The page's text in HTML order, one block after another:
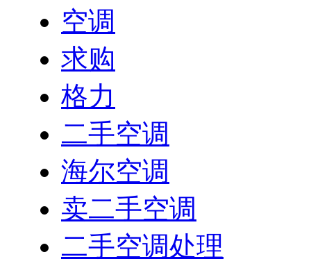
空调
求购
格力
二手空调
海尔空调
卖二手空调
二手空调处理